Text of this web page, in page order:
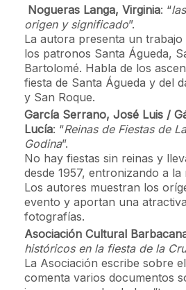
Nogueras Langa, Virginia: “
origen y significado”.
La autora presenta un
los patronos Santa Águeda,
Bartolomé. Habla de los
fiesta de Santa Águeda y del
y San Roque.
García Serrano, José Luis /
Lucía: “Reinas de Fiestas de
Godina”.
No hay fiestas sin reinas y
desde 1957, entronizando a la
Los autores muestran los
evento y aportan una
fotografías.
Asociación Cultural
históricos en la fiesta de la
La Asociación escribe sobre
comenta varios documentos